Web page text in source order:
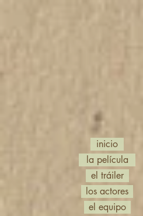
inicio
la película
el tráiler
los actores
el equipo